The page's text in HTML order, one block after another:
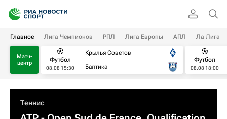
Главное Лига Чемпионов РПЛ Лига Европы АПЛ Ла Лига
Матч-
центр
Футбол
08.08 15:30
Крылья Советов
Балтика
Футбол
08.08 18:00
Теннис